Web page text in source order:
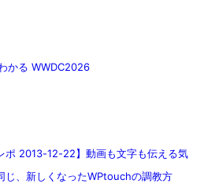
かる WWDC2026
ポ 2013-12-22】動画も文字も伝える気
じ、新しくなったWPtouchの調教方